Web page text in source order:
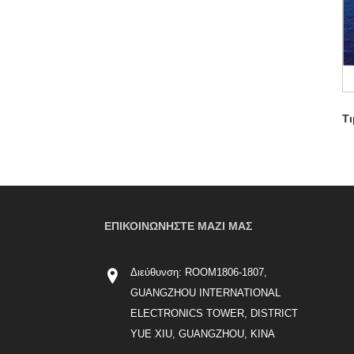
ΕΠΙΚΟΙΝΩΝΉΣΤΕ ΜΑΖΊ ΜΑΣ
Διεύθυνση: ROOM1806-1807,
GUANGZHOU INTERNATIONAL
ELECTRONICS TOWER, DISTRICT
YUE XIU, GUANGZHOU, ΚΙΝΑ